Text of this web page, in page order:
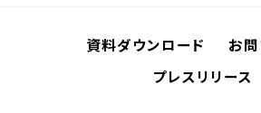
資料ダウンロード
お
プレスリリース